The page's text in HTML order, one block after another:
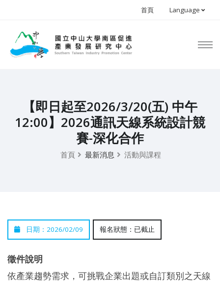
首頁 Language
【即日起至2026/3/20(五) 中午
12:00】2026通訊天線系統設計競
賽-深化合作
首頁 最新消息 活動與課程
日期：2026/02/09 報名狀態：已截止
徵件說明
依產業趨勢需求，可挑戰企業出題或自訂類別之天線